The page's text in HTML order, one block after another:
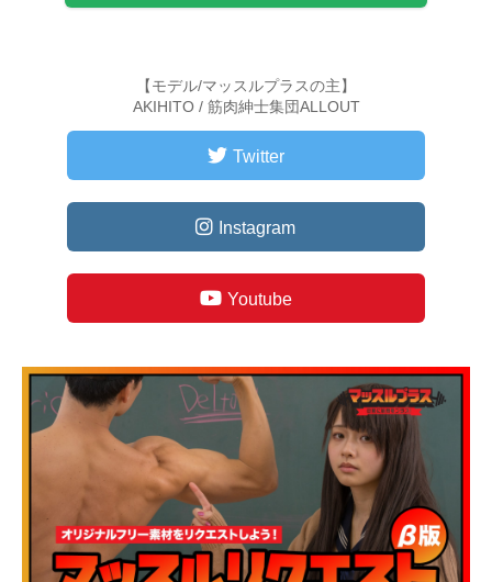
【モデル/マッスルプラスの主】
AKIHITO / 筋肉紳士集団ALLOUT
Twitter
Instagram
Youtube